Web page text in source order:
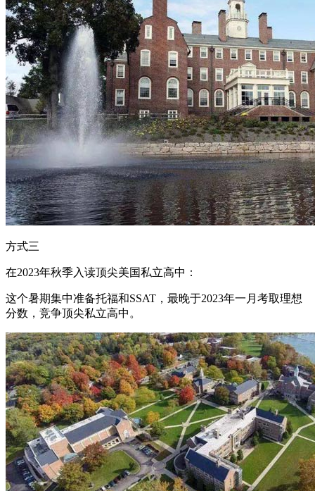
方式三
在2023年秋季入读顶尖美国私立高中：
这个暑期集中准备托福和SSAT，最晚于2023年一月考取理想
分数，竞争顶尖私立高中。